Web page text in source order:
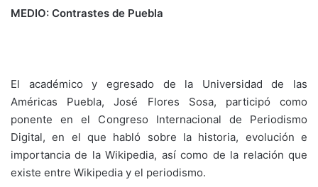
MEDIO: Contrastes de Puebla
El académico y egresado de la Universidad de las
Américas Puebla, José Flores Sosa, participó como
ponente en el Congreso Internacional de Periodismo
Digital, en el que habló sobre la historia, evolución e
importancia de la Wikipedia, así como de la relación que
existe entre Wikipedia y el periodismo.